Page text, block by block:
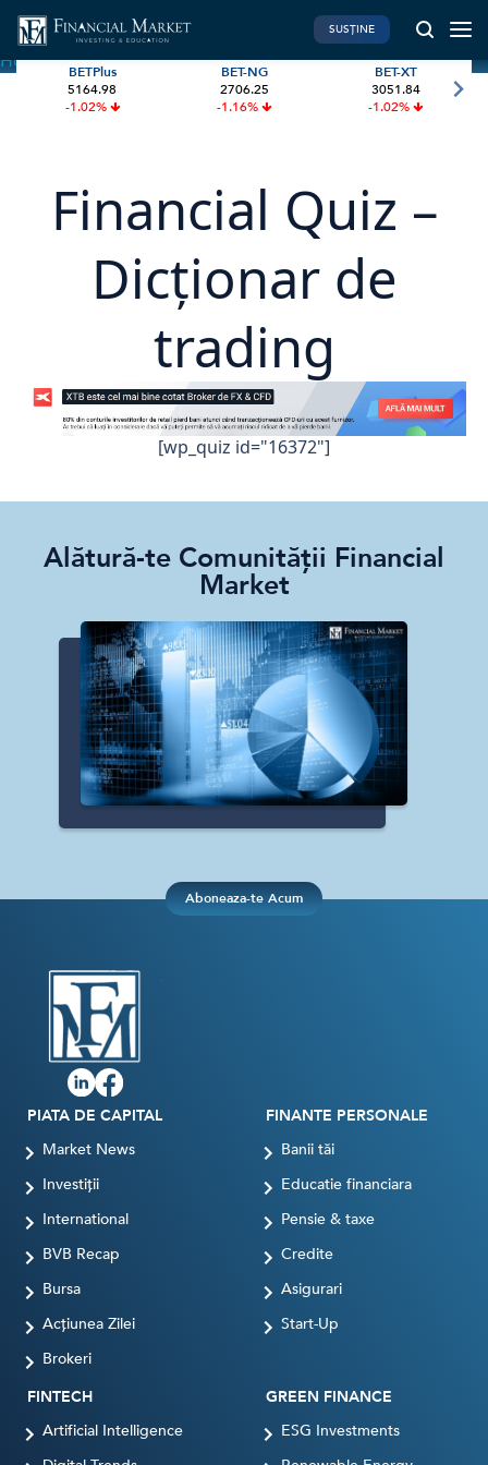
Home»Financial Quiz – Dicționar de trading
PIATA DE CAPITAL
International
BVB Recap
FINANTE PERSONALE
Pensie & taxe
Credite
Asigurari
FINTECH
Digital payments
TERMENUL ZILEI
GREEN FINANCE
ESG Investments
SUSȚINE
BETPlus
5164.98
-1.02%
BET-NG
2706.25
-1.16%
BET-XT
3051.84
-1.02%
Financial Quiz –
Dicționar de
trading
[wp_quiz id="16372"]
Alătură-te Comunității Financial
Market
Aboneaza-te Acum
PIATA DE CAPITAL
Market News
Investiții
International
BVB Recap
Bursa
Acțiunea Zilei
Brokeri
FINANTE PERSONALE
Banii tăi
Educatie financiara
Pensie & taxe
Credite
Asigurari
Start-Up
FINTECH
Artificial Intelligence
GREEN FINANCE
ESG Investments